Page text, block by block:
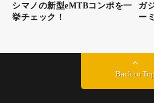
さか霞ヶ浦から富士山が望め
シマノの新型eMTBコンポを一
挙チェック！
ガ
ー
Back to